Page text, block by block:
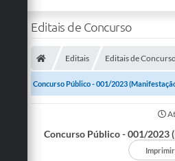
Editais de Concurso
Editais Editais de
Concurso Público - 001/2023
Concurso Público - 001/2023
Imprimir